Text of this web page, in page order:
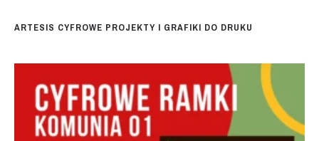
ARTESIS CYFROWE PROJEKTY I GRAFIKI DO DRUKU